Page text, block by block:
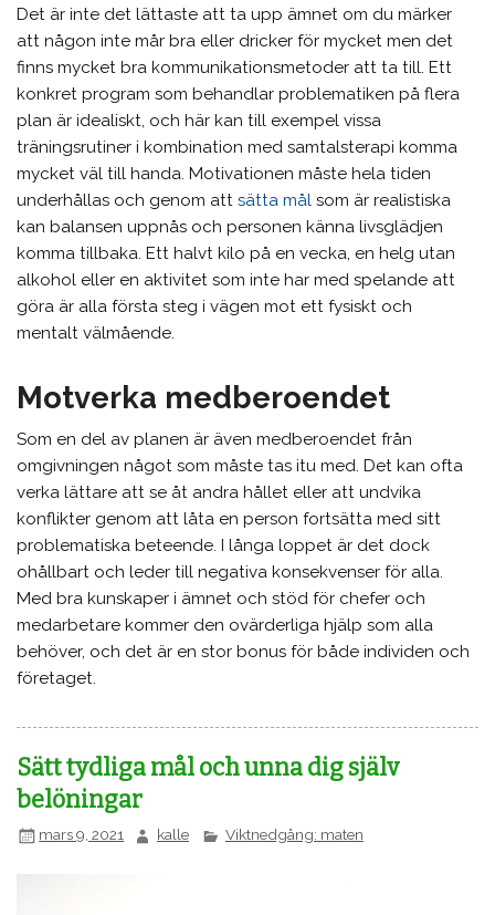
Det är inte det lättaste att ta upp ämnet om du märker
att någon inte mår bra eller dricker för mycket men det
finns mycket bra kommunikationsmetoder att ta till. Ett
konkret program som behandlar problematiken på flera
plan är idealiskt, och här kan till exempel vissa
träningsrutiner i kombination med samtalsterapi komma
mycket väl till handa. Motivationen måste hela tiden
underhållas och genom attsätta mål som är realistiska
kan balansen uppnås och personen känna livsglädjen
komma tillbaka. Ett halvt kilo på en vecka, en helg utan
alkohol eller en aktivitet som inte har med spelande att
göra är alla första steg i vägen mot ett fysiskt och
mentalt välmående.
Motverka medberoendet
Som en del av planen är även medberoendet från
omgivningen något som måste tas itu med. Det kan ofta
verka lättare att se åt andra hållet eller att undvika
konflikter genom att låta en person fortsätta med sitt
problematiska beteende. I långa loppet är det dock
ohållbart och leder till negativa konsekvenser för alla.
Med bra kunskaper i ämnet och stöd för chefer och
medarbetare kommer den ovärderliga hjälp som alla
behöver, och det är en stor bonus för både individen och
företaget.
Sätt tydliga mål och unna dig själv
belöningar
mars 9, 2021 kalle Viktnedgång: maten